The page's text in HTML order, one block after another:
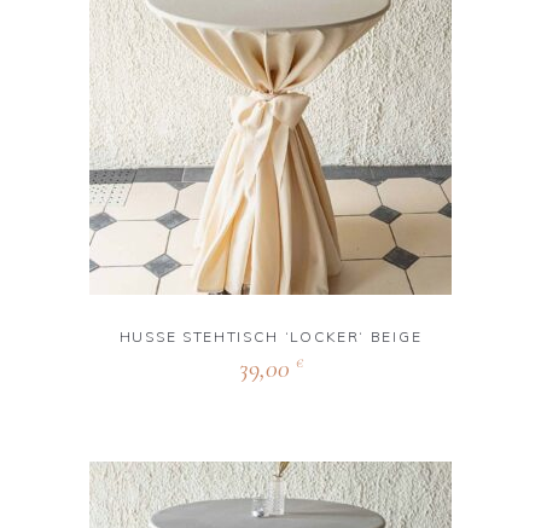
HUSSE STEHTISCH ‘LOCKER‘ BEIGE
39,00 €